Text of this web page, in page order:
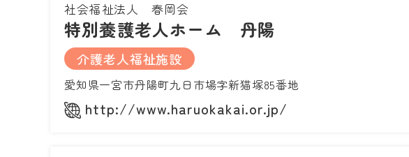
社会福祉法人 春岡会
特別養護老人ホーム 丹陽
介護老人福祉施設
愛知県一宮市丹陽町九日市場字新猫塚85番地
http://www.haruokakai.or.jp/